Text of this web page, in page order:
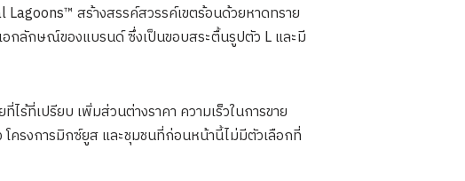
สร้างสรรค์สวรรค์เขตร้อนด้วยหาดทราย
อกลักษณ์ของแบรนด์ ซึ่งเป็นขอบสระตื้นรูปตัว L และมี
ที่เปรียบ เพิ่มส่วนต่างราคา ความเร็วในการขาย
โครงการมิกซ์ยูส และชุมชนที่ก่อนหน้านี้ไม่มีตัวเลือกที่